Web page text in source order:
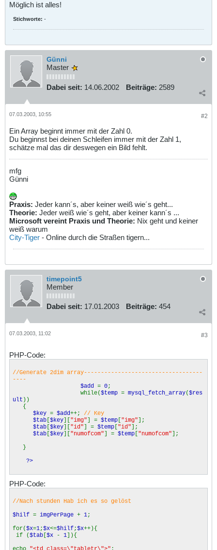
Möglich ist alles!
Stichworte: -
Günni
Master
Dabei seit: 14.06.2002 Beiträge: 2589
#2
07.03.2003, 10:55
Ein Array beginnt immer mit der Zahl 0.
Du beginnst bei deinen Schleifen immer mit der Zahl 1,
schätze mal das dir deswegen ein Bild fehlt.
mfg
Günni
Praxis: Jeder kann´s, aber keiner weiß wie´s geht...
Theorie: Jeder weiß wie´s geht, aber keiner kann´s ...
Microsoft vereint Praxis und Theorie: Nix geht und keiner
weiß warum
City-Tiger - Online durch die Straßen tigern...
timepoint5
Member
Dabei seit: 17.01.2003 Beiträge: 454
#3
07.03.2003, 11:02
PHP-Code:
//Generate 2dim array-----------------------------------
----
$add = 0;
while($temp = mysql_fetch_array($res
ult ))
{
$key = $add++; // Key
$tab [$key]["img"] = $temp ["img"];
$tab [$key]["id"] = $temp ["id"];
$tab [$key]["numofcom"] = $temp ["numofcom"];
}
?>
PHP-Code:
//Nach stunden Hab ich es so gelöst
$hilf = imgPerPage + 1;
for($x=1;$x<=$hilf;$x++){
if ($tab [$x - 1]){